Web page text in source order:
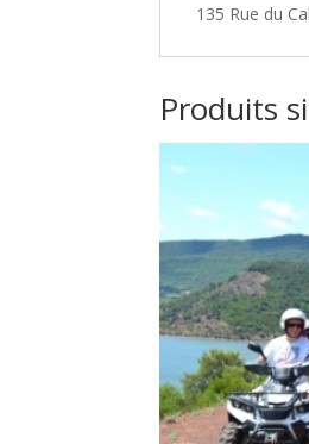
135 Rue du
Produits